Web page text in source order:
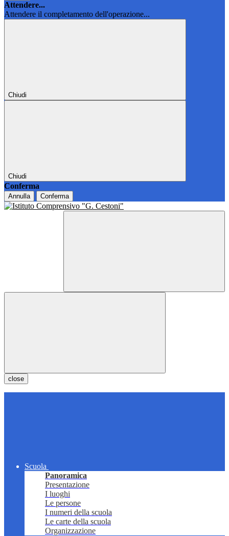
Attendere...
Attendere il completamento dell'operazione...
Chiudi
Chiudi
Conferma
Annulla Conferma
close
Scuola
Panoramica
Presentazione
I luoghi
Le persone
I numeri della scuola
Le carte della scuola
Organizzazione